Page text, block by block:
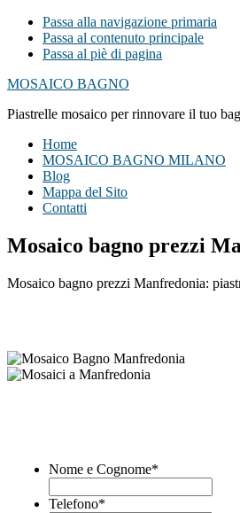
Passa alla navigazione primaria
Passa al contenuto principale
Passa al piè di pagina
MOSAICO BAGNO
Piastrelle mosaico per rinnovare il tuo
Home
MOSAICO BAGNO MILANO
Blog
Mappa del Sito
Contatti
Mosaico bagno prezzi
Mosaico bagno prezzi Manfredonia:
Nome e Cognome*
Telefono*